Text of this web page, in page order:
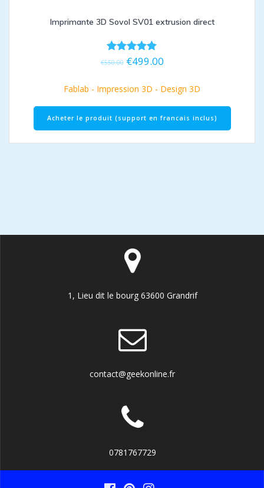
Imprimante 3D Sovol SV01 extrusion direct
Note
€550.00 €499.00
Fablab - Impression 3D - Design 3D
Acheter le produit (support en francais inclus)
1, Lieu dit le bourg 63600 Grandrif
contact@geekonline.fr
0781767729